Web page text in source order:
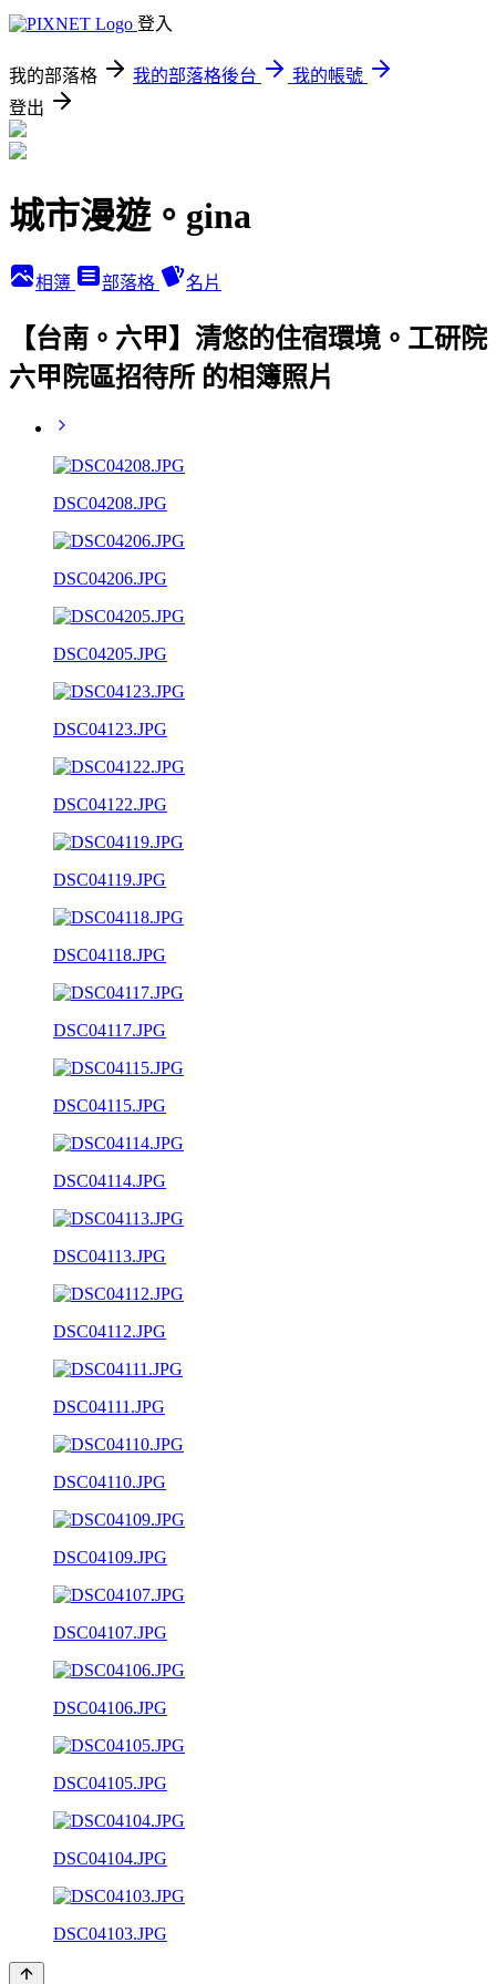
登入
我的部落格 我的部落格後台
我的帳號
登出
城市漫遊。gina
相簿 部落格 名片
【台南。六甲】清悠的住宿環境。工研院
六甲院區招待所 的相簿照片
DSC04208.JPG
DSC04206.JPG
DSC04205.JPG
DSC04123.JPG
DSC04122.JPG
DSC04119.JPG
DSC04118.JPG
DSC04117.JPG
DSC04115.JPG
DSC04114.JPG
DSC04113.JPG
DSC04112.JPG
DSC04111.JPG
DSC04110.JPG
DSC04109.JPG
DSC04107.JPG
DSC04106.JPG
DSC04105.JPG
DSC04104.JPG
DSC04103.JPG